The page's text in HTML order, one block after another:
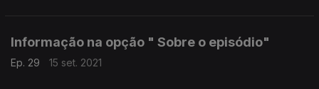
Informação na opção " Sobre o episódio"
Ep. 29 15 set. 2021